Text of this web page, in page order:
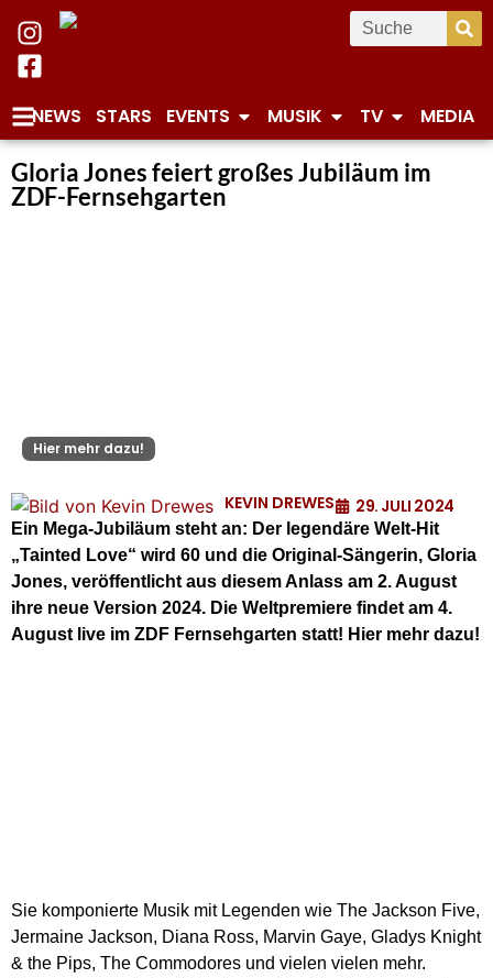
NEWS STARS EVENTS MUSIK TV MEDIA
Gloria Jones feiert großes Jubiläum im
ZDF-Fernsehgarten
Hier mehr dazu!
KEVIN DREWES 29. JULI 2024
Ein Mega-Jubiläum steht an: Der legendäre Welt-Hit
„Tainted Love“ wird 60 und die Original-Sängerin, Gloria
Jones, veröffentlicht aus diesem Anlass am 2. August
ihre neue Version 2024. Die Weltpremiere findet am 4.
August live im ZDF Fernsehgarten statt! Hier mehr dazu!
Sie komponierte Musik mit Legenden wie The Jackson Five,
Jermaine Jackson, Diana Ross, Marvin Gaye, Gladys Knight
& the Pips, The Commodores und vielen vielen mehr.